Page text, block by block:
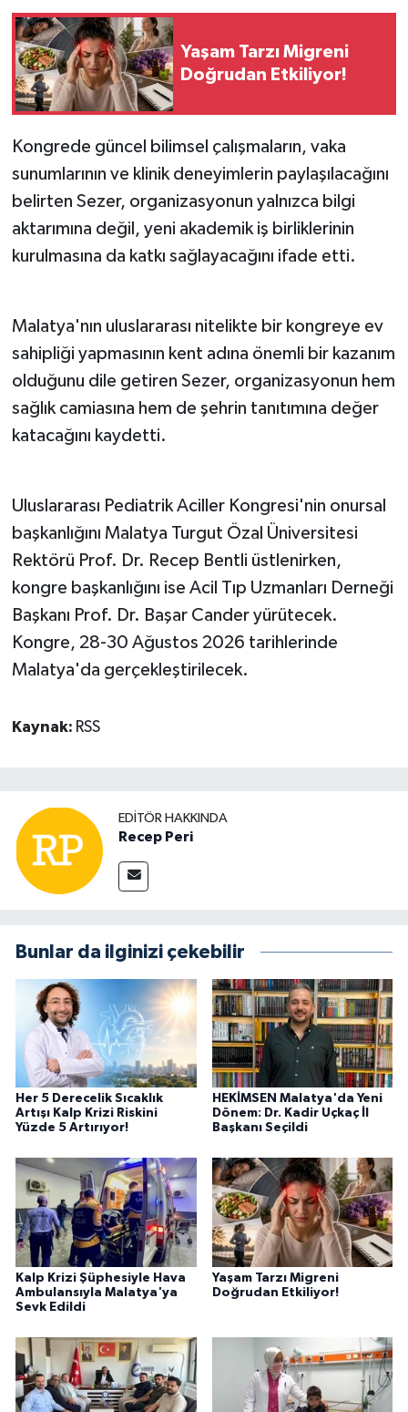
Yaşam Tarzı Migreni
Doğrudan Etkiliyor!
Kongrede güncel bilimsel çalışmaların, vaka
sunumlarının ve klinik deneyimlerin paylaşılacağını
belirten Sezer, organizasyonun yalnızca bilgi
aktarımına değil, yeni akademik iş birliklerinin
kurulmasına da katkı sağlayacağını ifade etti.
Malatya'nın uluslararası nitelikte bir kongreye ev
sahipliği yapmasının kent adına önemli bir kazanım
olduğunu dile getiren Sezer, organizasyonun hem
sağlık camiasına hem de şehrin tanıtımına değer
katacağını kaydetti.
Uluslararası Pediatrik Aciller Kongresi'nin onursal
başkanlığını Malatya Turgut Özal Üniversitesi
Rektörü Prof. Dr. Recep Bentli üstlenirken,
kongre başkanlığını ise Acil Tıp Uzmanları Derneği
Başkanı Prof. Dr. Başar Cander yürütecek.
Kongre, 28-30 Ağustos 2026 tarihlerinde
Malatya'da gerçekleştirilecek.
Kaynak: RSS
EDITÖR HAKKINDA
Recep Peri
Bunlar da ilginizi çekebilir
Her 5 Derecelik Sıcaklık
Artışı Kalp Krizi Riskini
Yüzde 5 Artırıyor!
HEKİMSEN Malatya'da Yeni
Dönem: Dr. Kadir Uçkaç İl
Başkanı Seçildi
Kalp Krizi Şüphesiyle Hava
Ambulansıyla Malatya'ya
Sevk Edildi
Yaşam Tarzı Migreni
Doğrudan Etkiliyor!